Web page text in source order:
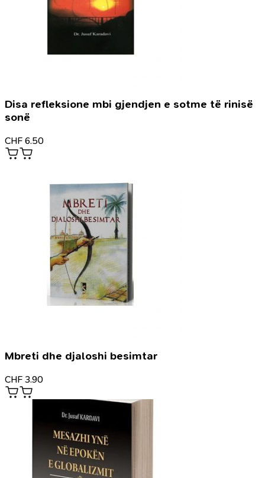
Disa refleksione mbi gjendjen e sotme të rinisë
sonë
CHF 6.50
Mbreti dhe djaloshi besimtar
CHF 3.90